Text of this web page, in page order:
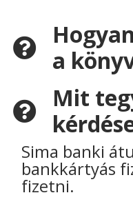
a
Mit
Sima banki
bankkártyás
fizetni.